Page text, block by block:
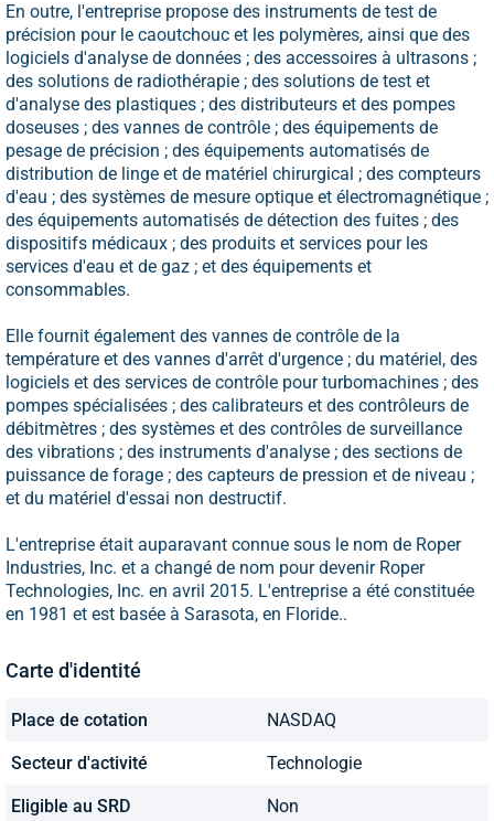
En outre, l'entreprise propose des instruments de test de
précision pour le caoutchouc et les polymères, ainsi que des
logiciels d'analyse de données ; des accessoires à ultrasons ;
des solutions de radiothérapie ; des solutions de test et
d'analyse des plastiques ; des distributeurs et des pompes
doseuses ; des vannes de contrôle ; des équipements de
pesage de précision ; des équipements automatisés de
distribution de linge et de matériel chirurgical ; des compteurs
d'eau ; des systèmes de mesure optique et électromagnétique ;
des équipements automatisés de détection des fuites ; des
dispositifs médicaux ; des produits et services pour les
services d'eau et de gaz ; et des équipements et
consommables.
Elle fournit également des vannes de contrôle de la
température et des vannes d'arrêt d'urgence ; du matériel, des
logiciels et des services de contrôle pour turbomachines ; des
pompes spécialisées ; des calibrateurs et des contrôleurs de
débitmètres ; des systèmes et des contrôles de surveillance
des vibrations ; des instruments d'analyse ; des sections de
puissance de forage ; des capteurs de pression et de niveau ;
et du matériel d'essai non destructif.
L'entreprise était auparavant connue sous le nom de Roper
Industries, Inc. et a changé de nom pour devenir Roper
Technologies, Inc. en avril 2015. L'entreprise a été constituée
en 1981 et est basée à Sarasota, en Floride..
Carte d'identité
Place de cotation NASDAQ
Secteur d'activité Technologie
Eligible au SRD Non